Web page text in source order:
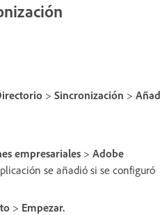
> Sincronización >
empresariales > Adobe
se añadió si se configuró
> Empezar.